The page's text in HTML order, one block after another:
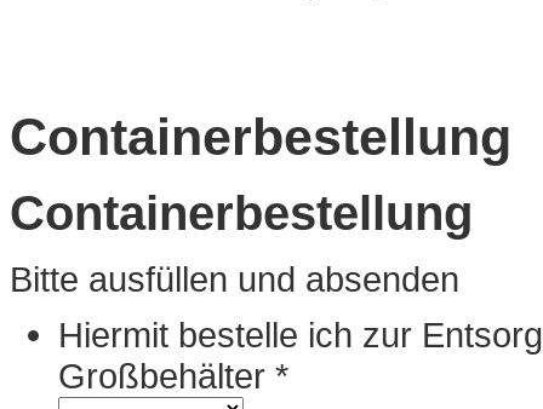
Containerbestellung
Containerbestellung
Bitte ausfüllen und absenden
Hiermit bestelle ich zur
Großbehälter *